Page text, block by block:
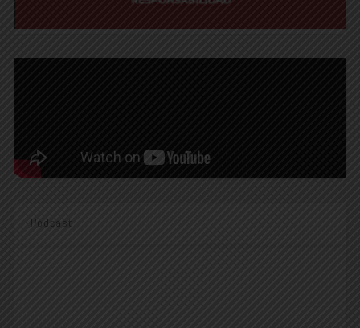
Podcast